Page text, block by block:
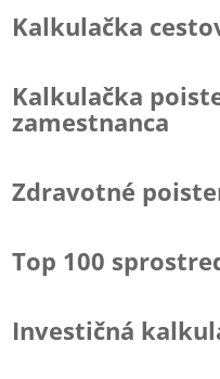
Kalkulačka
Kalkulačka
zamestnanca
Zdravotné
Top 100
Investičná